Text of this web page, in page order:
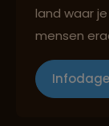
land waar
mensen